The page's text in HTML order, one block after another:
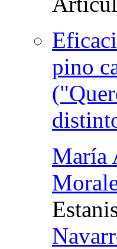
pino
María